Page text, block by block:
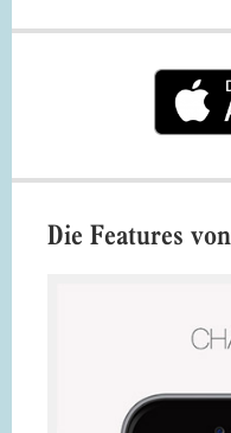
Die Features